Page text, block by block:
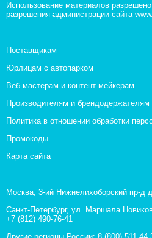
Использование материалов
разрешения администрации сайта
Поставщикам
Юрлицам с автопарком
Веб-мастерам и контент-мейкерам
Производителям и брендодержателям
Политика в отношении обработки
Промокоды
Карта сайта
Москва, 3-ий Нижнелихоборский пр-д
Санкт-Петербург, ул. Маршала
+7 (812) 490-76-41